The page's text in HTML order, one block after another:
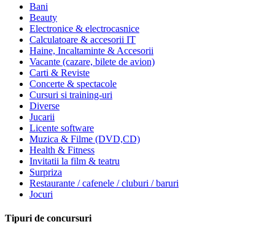
Bani
Beauty
Electronice & electrocasnice
Calculatoare & accesorii IT
Haine, Incaltaminte & Accesorii
Vacante (cazare, bilete de avion)
Carti & Reviste
Concerte & spectacole
Cursuri si training-uri
Diverse
Jucarii
Licente software
Muzica & Filme (DVD,CD)
Health & Fitness
Invitatii la film & teatru
Surpriza
Restaurante / cafenele / cluburi / baruri
Jocuri
Tipuri de concursuri